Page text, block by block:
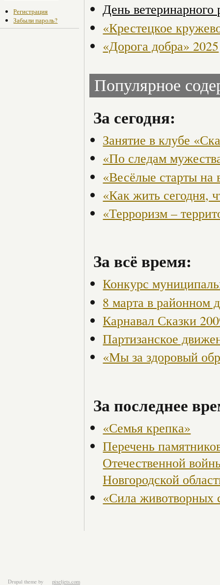
Регистрация
Забыли пароль?
День ветеринарного
«Крестецкое
«Дорога добра» 2025
Популярное
За сегодня:
Занятие в клубе
«По следам
«Весёлые старты на
«Как жить сегодня,
«Терроризм –
За всё время:
Конкурс
8 марта в районном
Карнавал Сказки
Партизанское
«Мы за здоровый
За последнее
«Семья крепка»
Перечень
Отечественной
Новгородской
«Сила животворных
Drupal theme by pixeljets.com